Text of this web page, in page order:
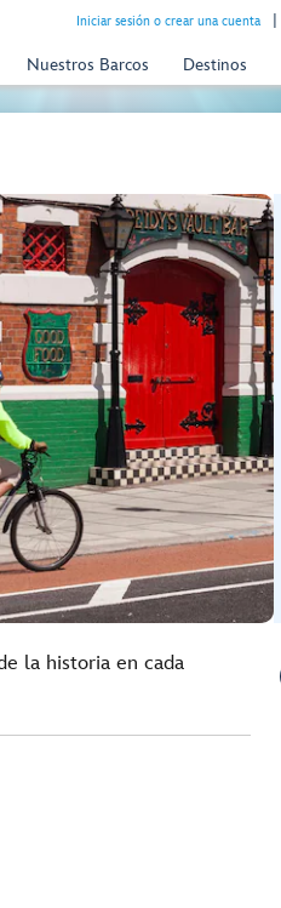
Iniciar sesión o crear una cuenta
Nuestros Barcos Destinos
la historia en cada